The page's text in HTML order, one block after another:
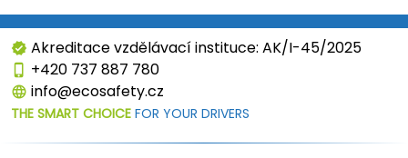
verified Akreditace vzdělávací instituce: AK/I-45/2025
phone_iphone +420 737 887 780
language info@ecosafety.cz
THE SMART CHOICE FOR YOUR DRIVERS